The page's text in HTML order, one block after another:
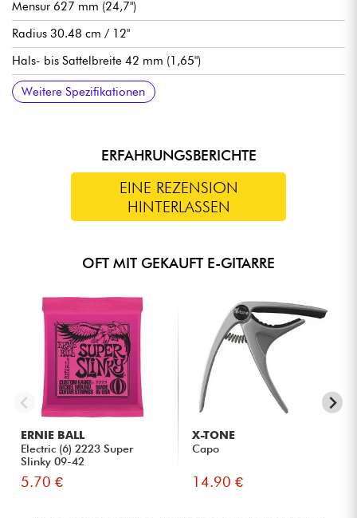
Mensur 627 mm (24,7")
Radius 30.48 cm / 12"
Hals- bis Sattelbreite 42 mm (1,65")
Humbucker-tonabnehmer Sire Carlton Custom Alnico 5
1 Volumen pro Pickup, 1 Ton pro Pickup, 3-Positions-Pickup-
Wahlschalter.
Sire Tune-O-Matic Steg
Sire Aluminum Stop Bar Saitenhalter
Sire Premium Locking-Mechaniken
Hochglanz-Finish
Weitere Spezifikationen
ERFAHRUNGSBERICHTE
EINE REZENSION
HINTERLASSEN
OFT MIT GEKAUFT E-GITARRE
ERNIE BALL
Electric (6) 2223 Super
Slinky 09-42
5.70 €
X-TONE
Capo
14.90 €